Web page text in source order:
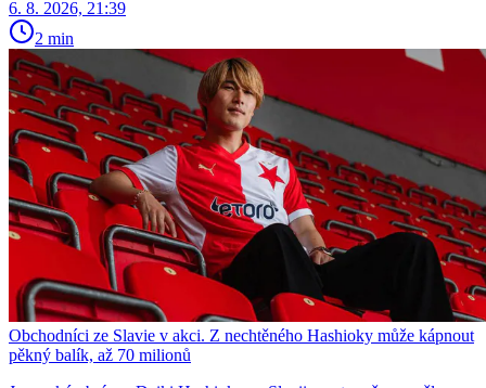
6. 8. 2026, 21:39
2 min
Obchodníci ze Slavie v akci. Z nechtěného Hashioky může kápnout
pěkný balík, až 70 milionů